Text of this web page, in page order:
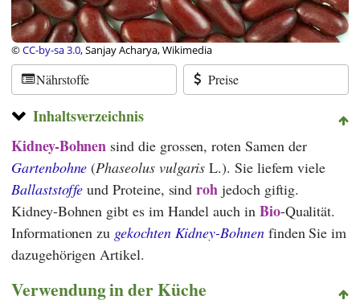
©CC-by-sa 3.0, Sanjay Acharya, Wikimedia
Nährstoffe Preise
Inhaltsverzeichnis
Kidney-Bohnen sind die grossen, roten Samen der
Gartenbohne (Phaseolus vulgarisL.). Sie liefern viele
Ballaststoffe und Proteine, sindroh jedoch giftig.
Kidney-Bohnen gibt es im Handel auch in Bio-Qualität.
Informationen zu gekochten Kidney-Bohnenfinden Sie im
dazugehörigen Artikel.
Verwendung in der Küche